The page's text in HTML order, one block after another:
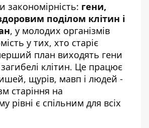
закономірність: гени,
поділом клітин і
, у молодих організмів
у тих, хто старіє
план виходять гени
клітин. Це працює
щурів, мавп і людей -
старіння на
рівні є спільним для всіх